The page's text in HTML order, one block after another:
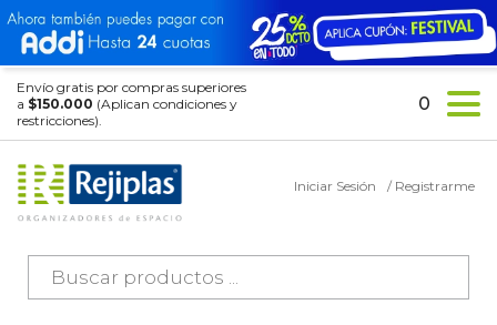
Envío gratis por compras superiores
a $150.000 (Aplican condiciones y
restricciones).
Búsqueda
productos
Iniciar Sesión / Registrarme
0